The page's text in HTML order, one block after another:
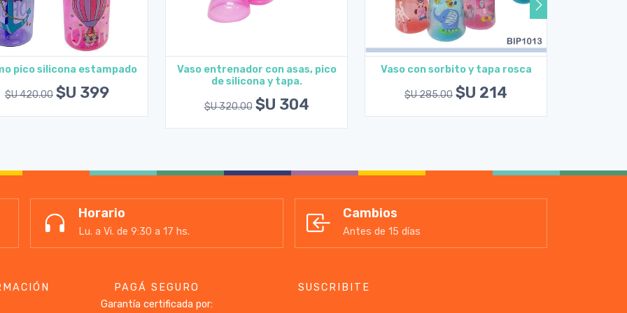
Agregar al carrito
pico silicona estampado
$U 420.00 $U 399 Agregar al carrito
Vaso entrenador con asas, pico
de silicona y tapa.
$U 320.00 $U 304
Agregar al carrito
Vaso con sorbito y tapa rosca
$U 285.00 $U 214
Horario
Lu. a Vi. de 9:30 a 17 hs.
Cambios
Antes de 15 días
PAGÁ SEGURO
Garantía certificada por:
SUSCRIBITE